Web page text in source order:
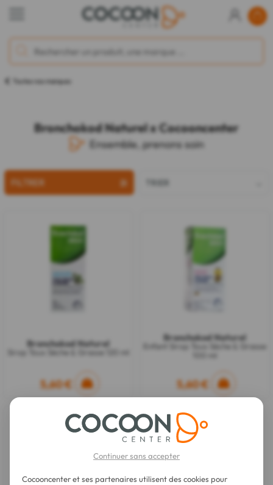
Toutes nos marques
Bronchokod Naturel x Cocooncenter
Ensemble, prenons soin
FILTRER
Bronchokod Naturel
Sirop Toux Sèche & Grasse 120 ml
5,60 €
Bronchokod Naturel
Enfant Sirop Toux Sèche & Grasse
5,60 €
Continuer sans accepter
Cocooncenter et ses partenaires utilisent des cookies pour